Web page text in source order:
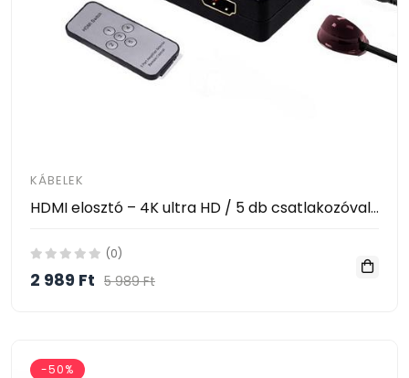
KÁBELEK
HDMI elosztó – 4K ultra HD / 5 db csatlakozóval, távirányítóval
(0)
2 989 Ft 5 989 Ft
-50%